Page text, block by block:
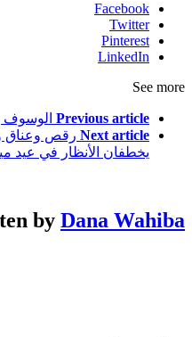
Facebook
Twitter
Pinterest
LinkedIn
See more
Previous article الوسوف
Next article رقص وعناق
يخطفان الأنظار في عيد
by Dana Wahiba